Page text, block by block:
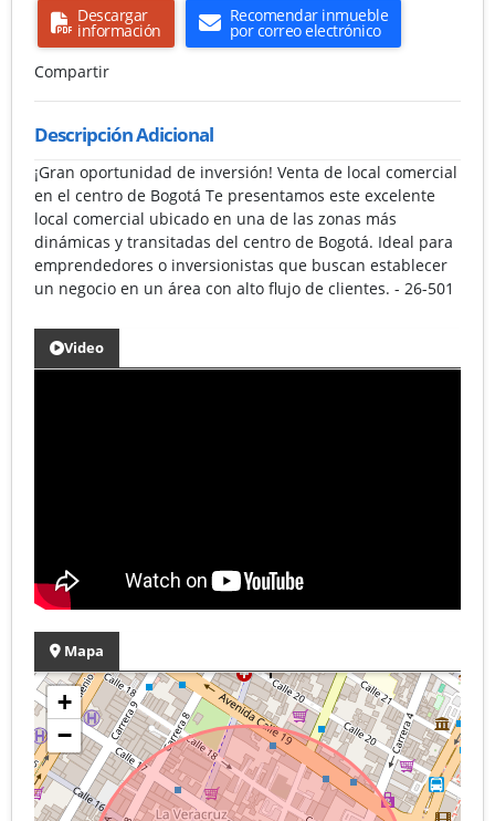
Descargar
información
Recomendar inmueble
por correo electrónico
Compartir
Descripción Adicional
¡Gran oportunidad de inversión! Venta de local comercial
en el centro de Bogotá Te presentamos este excelente
local comercial ubicado en una de las zonas más
dinámicas y transitadas del centro de Bogotá. Ideal para
emprendedores o inversionistas que buscan establecer
un negocio en un área con alto flujo de clientes. - 26-501
Video
Mapa
+
−